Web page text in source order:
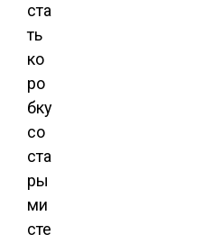
ста
ть
ко
ро
бку
со
ста
ры
ми
сте